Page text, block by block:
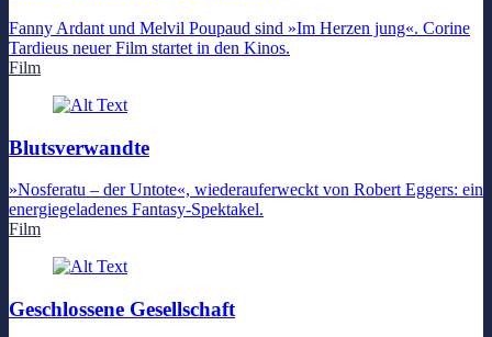
Fanny Ardant und Melvil Poupaud sind »Im Herzen jung«. Corine
Tardieus neuer Film startet in den Kinos.
Film
Blutsverwandte
»Nosferatu – der Untote«, wiederauferweckt von Robert Eggers: ein
energiegeladenes Fantasy-Spektakel.
Film
Geschlossene Gesellschaft